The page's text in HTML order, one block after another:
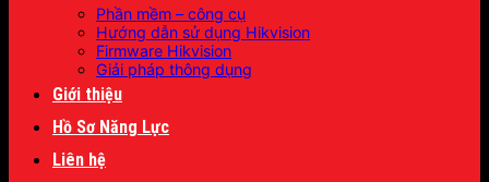
Phần mềm – công cụ
Hướng dẫn sử dụng Hikvision
Firmware Hikvision
Giải pháp thông dụng
Giới thiệu
Hồ Sơ Năng Lực
Liên hệ